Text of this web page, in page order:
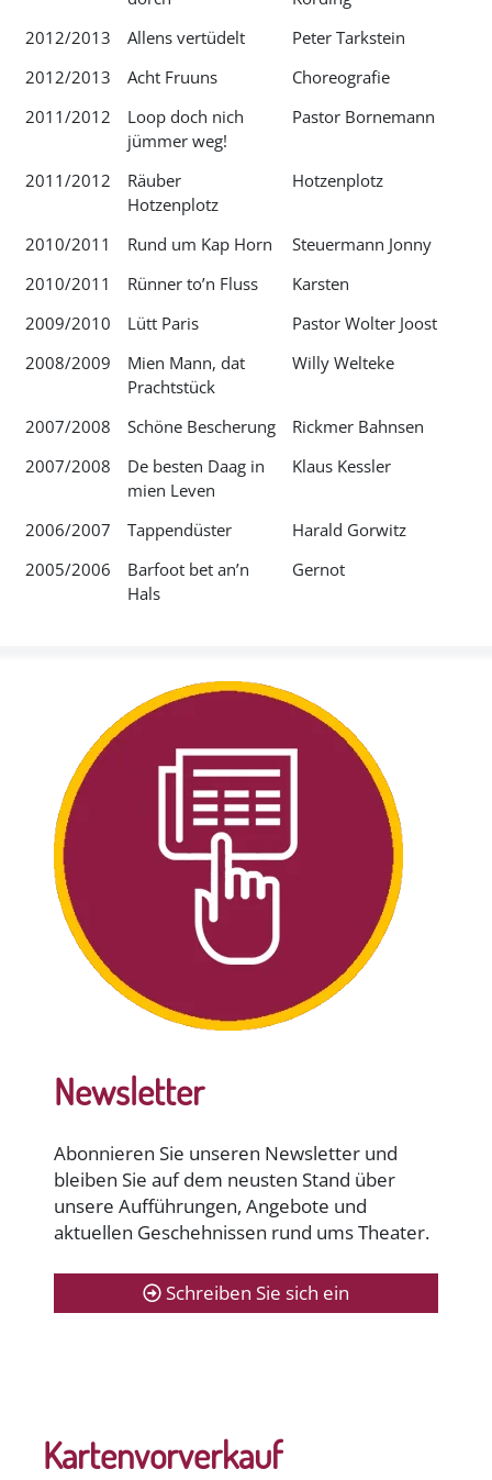
2012/2013
Allens vertüdelt
Peter Tarkstein
2012/2013
Acht Fruuns
Choreografie
2011/2012
Loop doch nich
jümmer weg!
Pastor Bornemann
2011/2012
Räuber
Hotzenplotz
Hotzenplotz
2010/2011 Rund um Kap Horn
Steuermann Jonny
2010/2011
Rünner to’n Fluss
Karsten
2009/2010
Lütt Paris
Pastor Wolter Joost
2008/2009
Mien Mann, dat
Prachtstück
Willy Welteke
2007/2008 Schöne Bescherung
Rickmer Bahnsen
2007/2008
De besten Daag in
mien Leven
Klaus Kessler
2006/2007 Tappendüster
Harald Gorwitz
2005/2006
Barfoot bet an’n
Hals
Gernot
Newsletter
Abonnieren Sie unseren Newsletter und
bleiben Sie auf dem neusten Stand über
unsere Aufführungen, Angebote und
aktuellen Geschehnissen rund ums Theater.
Schreiben Sie sich ein
Kartenvorverkauf